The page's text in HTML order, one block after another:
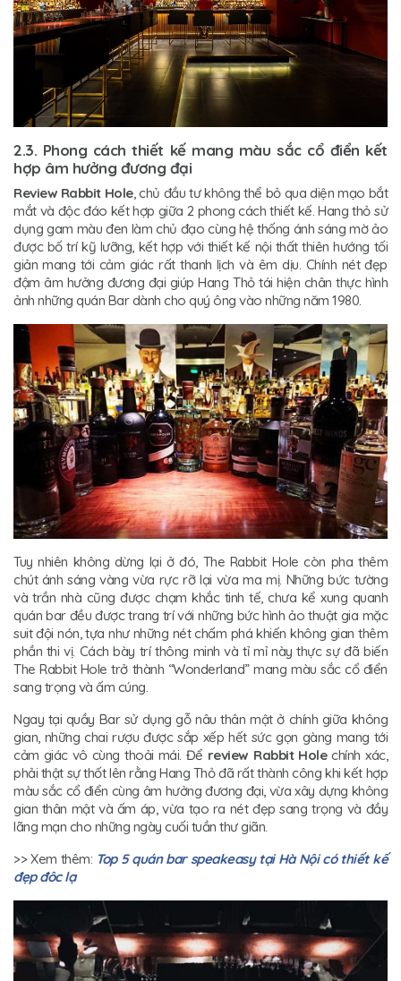
2.3. Phong cách thiết kế mang màu sắc cổ điển kết
hợp âm hưởng đương đại
Review Rabbit Hole, chủ đầu tư không thể bỏ qua diện mạo bắt
mắt và độc đáo kết hợp giữa 2 phong cách thiết kế. Hang thỏ sử
dụng gam màu đen làm chủ đạo cùng hệ thống ánh sáng mờ ảo
được bố trí kỹ lưỡng, kết hợp với thiết kế nội thất thiên hướng tối
giản mang tới cảm giác rất thanh lịch và êm dịu. Chính nét đẹp
đậm âm hưởng đương đại giúp Hang Thỏ tái hiện chân thực hình
ảnh những quán Bar dành cho quý ông vào những năm 1980.
Tuy nhiên không dừng lại ở đó, The Rabbit Hole còn pha thêm
chút ánh sáng vàng vừa rực rỡ lại vừa ma mị. Những bức tường
và trần nhà cũng được chạm khắc tinh tế, chưa kể xung quanh
quán bar đều được trang trí với những bức hình ảo thuật gia mặc
suit đội nón, tựa như những nét chấm phá khiến không gian thêm
phần thi vị. Cách bày trí thông minh và tỉ mỉ này thực sự đã biến
The Rabbit Hole trở thành “Wonderland” mang màu sắc cổ điển
sang trọng và ấm cúng.
Ngay tại quầy Bar sử dụng gỗ nâu thân mật ở chính giữa không
gian, những chai rượu được sắp xếp hết sức gọn gàng mang tới
cảm giác vô cùng thoải mái. Để review Rabbit Holechính xác,
phải thật sự thốt lên rằng Hang Thỏ đã rất thành công khi kết hợp
màu sắc cổ điển cùng âm hưởng đương đại, vừa xây dựng không
gian thân mật và ấm áp, vừa tạo ra nét đẹp sang trọng và đầy
lãng mạn cho những ngày cuối tuần thư giãn.
>> Xem thêm: Top 5 quán bar speakeasy tại Hà Nội có thiết kế
đẹp đôc lạ